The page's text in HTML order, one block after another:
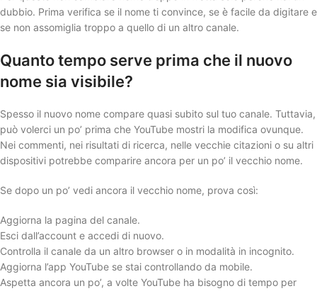
dubbio. Prima verifica se il nome ti convince, se è facile da digitare e
se non assomiglia troppo a quello di un altro canale.
Quanto tempo serve prima che il nuovo
nome sia visibile?
Spesso il nuovo nome compare quasi subito sul tuo canale. Tuttavia,
può volerci un po’ prima che YouTube mostri la modifica ovunque.
Nei commenti, nei risultati di ricerca, nelle vecchie citazioni o su altri
dispositivi potrebbe comparire ancora per un po’ il vecchio nome.
Se dopo un po’ vedi ancora il vecchio nome, prova così:
Aggiorna la pagina del canale.
Esci dall’account e accedi di nuovo.
Controlla il canale da un altro browser o in modalità in incognito.
Aggiorna l’app YouTube se stai controllando da mobile.
Aspetta ancora un po’, a volte YouTube ha bisogno di tempo per